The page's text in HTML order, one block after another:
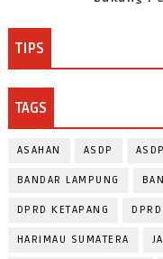
TIPS
TAGS
ASAHAN ASDP
BANDAR LAMPUNG
DPRD KETAPANG
HARIMAU SUMATERA